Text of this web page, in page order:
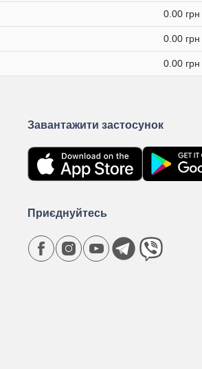
0.00 грн
0.00 грн
0.00 грн
Завантажити застосунок
Приєднуйтесь